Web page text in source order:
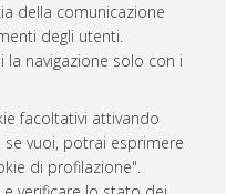
della comunicazione
degli utenti.
navigazione solo con i
facoltativi attivando
vuoi, potrai esprimere
di profilazione".